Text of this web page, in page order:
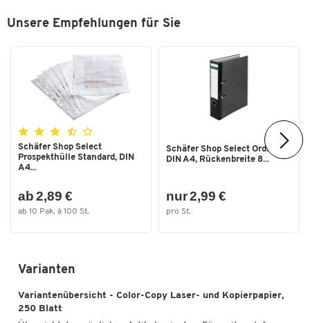
Unsere Empfehlungen für Sie
Schäfer Shop Select
Prospekthülle Standard, DIN
A4...
ab 2,89 €
ab 10 Pak. à 100 St.
Schäfer Shop Select Ordner,
DIN A4, Rückenbreite 8...
nur 2,99 €
pro St.
Varianten
Variantenübersicht - Color-Copy Laser- und Kopierpapier,
250 Blatt